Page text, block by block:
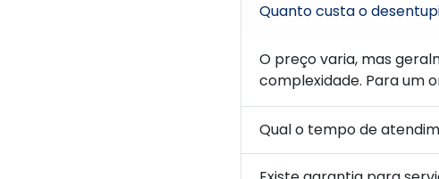
Quanto custa o
O preço varia, mas
complexidade. Para um
Qual o tempo de